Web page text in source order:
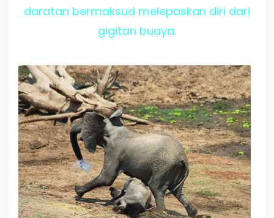
daratan bermaksud melepaskan diri dari
gigitan buaya.